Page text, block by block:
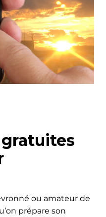
ou amateur de
prépare son